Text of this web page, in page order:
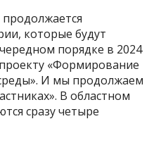
которые будут
порядке в 2024
«Формирование
И мы продолжаем
В областном
сразу четыре